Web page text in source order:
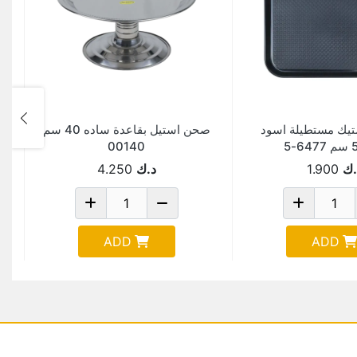
مستطيلة اسود
1.900
ADD
صحن استيل بقاعدة ساده 40 سم
00140
د.ك 4.250
ADD